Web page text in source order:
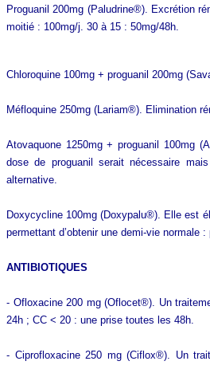
Proguanil 200mg (Paludrine®). Excrétion
moitié : 100mg/j. 30 à 15 : 50mg/48h.
Chloroquine 100mg + proguanil 200mg
Méfloquine 250mg (Lariam®). Elimination
Atovaquone 1250mg + proguanil 100mg
dose de proguanil serait nécessaire
alternative.
Doxycycline 100mg (Doxypalu®). Elle est
permettant d’obtenir une demi-vie normale :
ANTIBIOTIQUES
- Ofloxacine 200 mg (Oflocet®). Un
24h ; CC < 20 : une prise toutes les 48h.
- Ciprofloxacine 250 mg (Ciflox®). Un